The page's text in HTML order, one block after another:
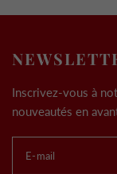
Inscrivez-vous à
nouveautés en
E-mail